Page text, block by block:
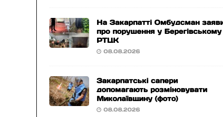
На Закарпатті Омбудсман
про порушення у Берегівському
РТЦК
08.08.2026
Закарпатські сапери
допомагають розміновувати
Миколаївщину (фото)
08.08.2026